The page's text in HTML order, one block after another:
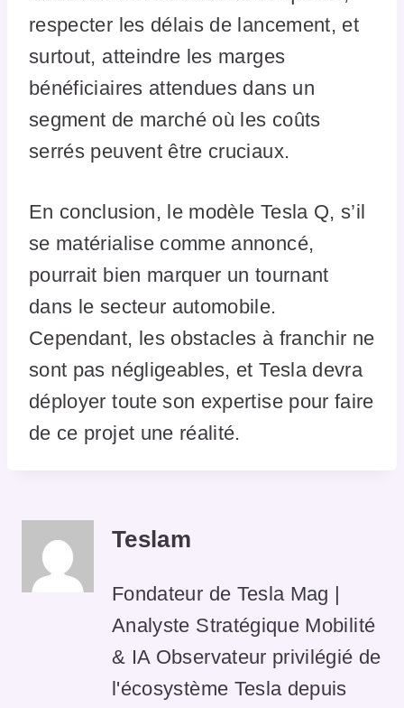
respecter les délais de lancement, et
surtout, atteindre les marges
bénéficiaires attendues dans un
segment de marché où les coûts
serrés peuvent être cruciaux.
En conclusion, le modèle Tesla Q, s’il
se matérialise comme annoncé,
pourrait bien marquer un tournant
dans le secteur automobile.
Cependant, les obstacles à franchir ne
sont pas négligeables, et Tesla devra
déployer toute son expertise pour faire
de ce projet une réalité.
Teslam
Fondateur de Tesla Mag |
Analyste Stratégique Mobilité
& IA Observateur privilégié de
l'écosystème Tesla depuis